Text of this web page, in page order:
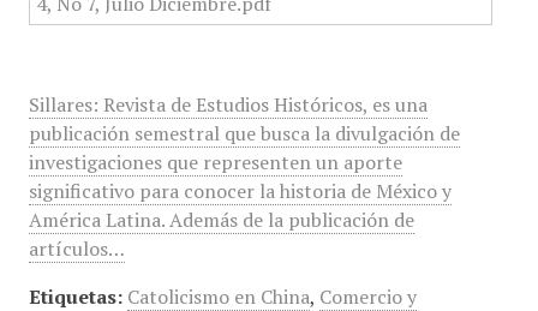
Sillares: Revista de Estudios Históricos, es una
publicación semestral que busca la divulgación de
investigaciones que representen un aporte
significativo para conocer la historia de México y
América Latina. Además de la publicación de
artículos…
Etiquetas: Catolicismo en China, Comercio y